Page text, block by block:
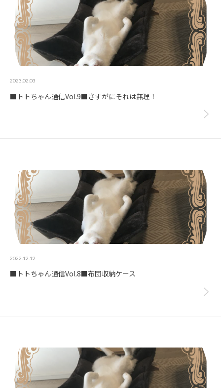
2023.02.03
■トトちゃん通信Vol.9■さすがにそれは無理！
2022.12.12
■トトちゃん通信Vol.8■布団収納ケース